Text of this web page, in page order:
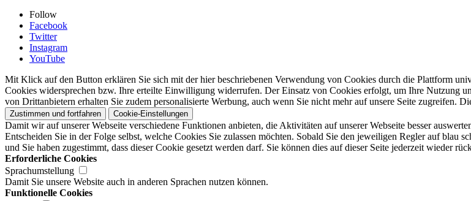
Follow
Facebook
Twitter
Instagram
YouTube
Mit Klick auf den Button erklären Sie sich mit der hier beschriebenen Verwendung von Cookies durch die Plattform
Cookies widersprechen bzw. Ihre erteilte Einwilligung widerrufen. Der Einsatz von Cookies erfolgt, um Ihre Nutzung
von Drittanbietern erhalten Sie zudem personalisierte Werbung, auch wenn Sie nicht mehr auf unsere Seite zugreifen.
Zustimmen und fortfahren Cookie-Einstellungen
Damit wir auf unserer Webseite verschiedene Funktionen anbieten, die Aktivitäten auf unserer Webseite besser
Entscheiden Sie in der Folge selbst, welche Cookies Sie zulassen möchten. Sobald Sie den jeweiligen Regler auf blau
und Sie haben zugestimmt, dass dieser Cookie gesetzt werden darf. Sie können dies auf dieser Seite jederzeit wieder
Erforderliche Cookies
Sprachumstellung
Damit Sie unsere Website auch in anderen Sprachen nutzen können.
Funktionelle Cookies